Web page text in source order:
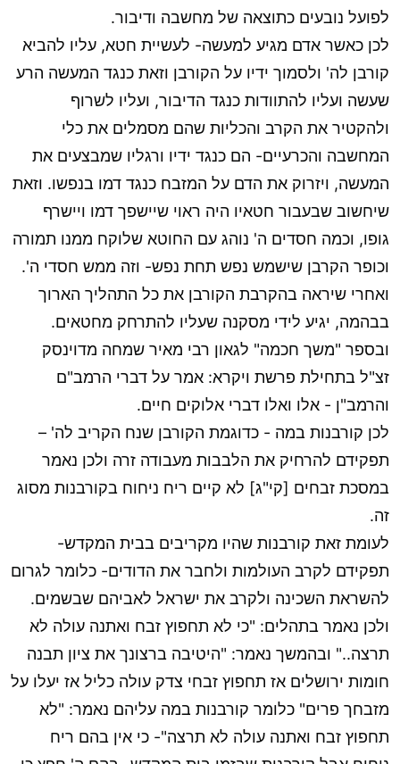
לפועל נובעים כתוצאה של מחשבה ודיבור.
לכן כאשר אדם מגיע למעשה- לעשיית חטא, עליו להביא
קורבן לה' ולסמוך ידיו על הקורבן וזאת כנגד המעשה הרע
שעשה ועליו להתוודות כנגד הדיבור, ועליו לשרוף
ולהקטיר את הקרב והכליות שהם מסמלים את כלי
המחשבה והכרעיים- הם כנגד ידיו ורגליו שמבצעים את
המעשה, ויזרוק את הדם על המזבח כנגד דמו בנפשו. וזאת
שיחשוב שבעבור חטאיו היה ראוי שיישפך דמו ויישרף
גופו, וכמה חסדים ה' נוהג עם החוטא שלוקח ממנו תמורה
וכופר הקרבן שישמש נפש תחת נפש- וזה ממש חסדי ה'.
ואחרי שיראה בהקרבת הקורבן את כל התהליך הארוך
בבהמה, יגיע לידי מסקנה שעליו להתרחק מחטאים.
ובספר "משך חכמה" לגאון רבי מאיר שמחה מדוינסק
זצ"ל בתחילת פרשת ויקרא: אמר על דברי הרמב"ם
והרמב"ן - אלו ואלו דברי אלוקים חיים.
לכן קורבנות במה - כדוגמת הקורבן שנח הקריב לה' –
תפקידם להרחיק את הלבבות מעבודה זרה ולכן נאמר
במסכת זבחים [קי"ג] לא קיים ריח ניחוח בקורבנות מסוג
זה.
לעומת זאת קורבנות שהיו מקריבים בבית המקדש-
תפקידם לקרב העולמות ולחבר את הדודים- כלומר לגרום
להשראת השכינה ולקרב את ישראל לאביהם שבשמים.
ולכן נאמר בתהלים: "כי לא תחפוץ זבח ואתנה עולה לא
תרצה.." ובהמשך נאמר: "היטיבה ברצונך את ציון תבנה
חומות ירושלים אז תחפוץ זבחי צדק עולה כליל אז יעלו על
מזבחך פרים" כלומר קורבנות במה עליהם נאמר: "לא
תחפוץ זבח ואתנה עולה לא תרצה"- כי אין בהם ריח